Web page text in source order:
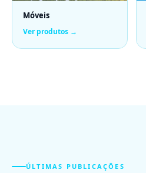
Móveis
Ver produtos →
ÚLTIMAS PUBLICAÇÕES